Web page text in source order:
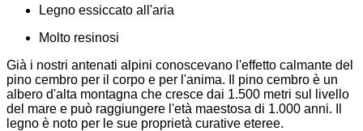
Legno essiccato all'aria
Molto resinosi
Già i nostri antenati alpini conoscevano l'effetto calmante del
pino cembro per il corpo e per l'anima. Il pino cembro è un
albero d'alta montagna che cresce dai 1.500 metri sul livello
del mare e può raggiungere l'età maestosa di 1.000 anni. Il
legno è noto per le sue proprietà curative eteree.